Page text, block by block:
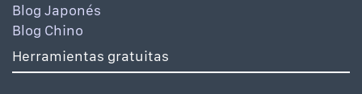
Blog Japonés
Blog Chino
Herramientas gratuitas